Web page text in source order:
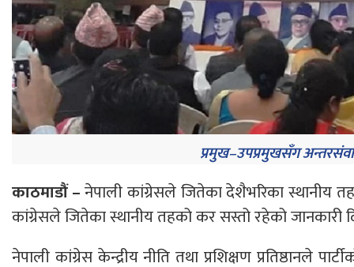
प्रमुख–उपप्रमुखसँग
काठमाडौं –नेपाली कांग्रेसले जितेका देशैभरिका स्थानीय
कांग्रेसले जितेका स्थानीय तहको कर सस्तो रहेको जानकारी
नेपाली कांग्रेस केन्द्रीय नीति तथा प्रशिक्षण प्रतिष्ठानले